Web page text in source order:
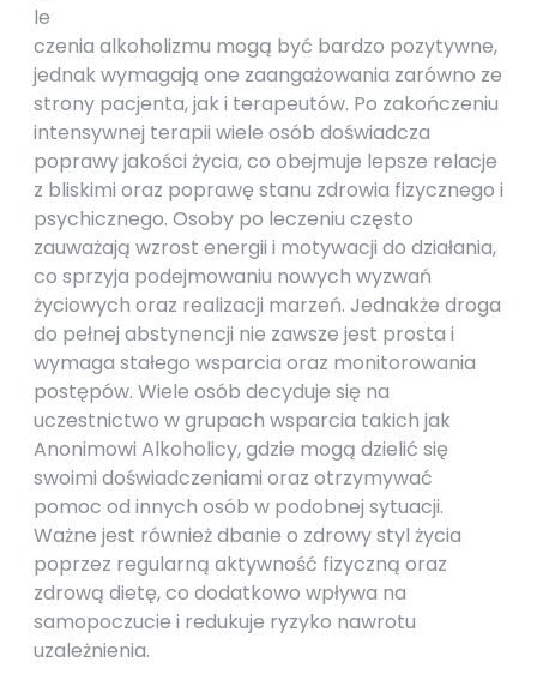
le
czenia alkoholizmu mogą być bardzo pozytywne,
jednak wymagają one zaangażowania zarówno ze
strony pacjenta, jak i terapeutów. Po zakończeniu
intensywnej terapii wiele osób doświadcza
poprawy jakości życia, co obejmuje lepsze relacje
z bliskimi oraz poprawę stanu zdrowia fizycznego i
psychicznego. Osoby po leczeniu często
zauważają wzrost energii i motywacji do działania,
co sprzyja podejmowaniu nowych wyzwań
życiowych oraz realizacji marzeń. Jednakże droga
do pełnej abstynencji nie zawsze jest prosta i
wymaga stałego wsparcia oraz monitorowania
postępów. Wiele osób decyduje się na
uczestnictwo w grupach wsparcia takich jak
Anonimowi Alkoholicy, gdzie mogą dzielić się
swoimi doświadczeniami oraz otrzymywać
pomoc od innych osób w podobnej sytuacji.
Ważne jest również dbanie o zdrowy styl życia
poprzez regularną aktywność fizyczną oraz
zdrową dietę, co dodatkowo wpływa na
samopoczucie i redukuje ryzyko nawrotu
uzależnienia.